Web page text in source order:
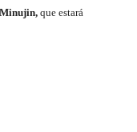
que estará